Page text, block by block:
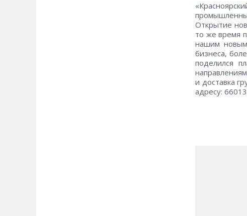
Открытие
то же время
нашим
бизнеса,
поделился
и доставка
адресу: